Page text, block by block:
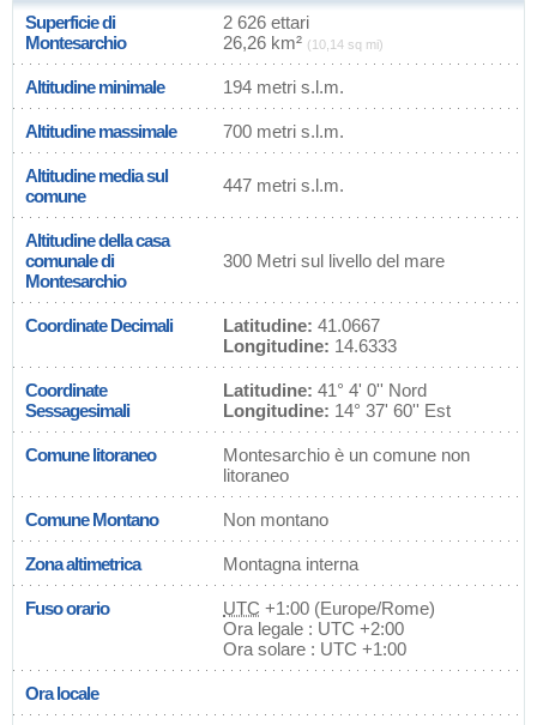
Superficie di
Montesarchio
2 626 ettari
26,26 km² (10,14 sq mi)
Altitudine minimale 194 metri s.l.m.
Altitudine massimale 700 metri s.l.m.
Altitudine media sul
comune
447 metri s.l.m.
Altitudine della casa
comunale di
Montesarchio
300 Metri sul livello del mare
Coordinate Decimali Latitudine: 41.0667
Longitudine: 14.6333
Coordinate
Sessagesimali
Latitudine: 41° 4' 0'' Nord
Longitudine: 14° 37' 60'' Est
Comune litoraneo
Montesarchio è un comune non
litoraneo
Comune Montano Non montano
Zona altimetrica Montagna interna
Fuso orario UTC +1:00 (Europe/Rome)
Ora legale : UTC +2:00
Ora solare : UTC +1:00
Ora locale